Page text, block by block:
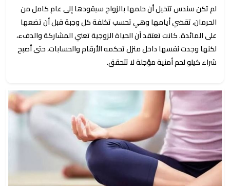
لم تكن سندس تتخيل أن حلمها بالزواج سيقودها إلى عام كامل من
الحرمان، تقضي أيامها وهي تحسب تكلفة كل وجبة قبل أن تضعها
على المائدة. كانت تعتقد أن الحياة الزوجية تعني المشاركة والدفء،
لكنها وجدت نفسها داخل منزل تحكمه الأرقام والحسابات، حتى أصبح
شراء كيلو لحم أمنية مؤجلة لا تتحقق.